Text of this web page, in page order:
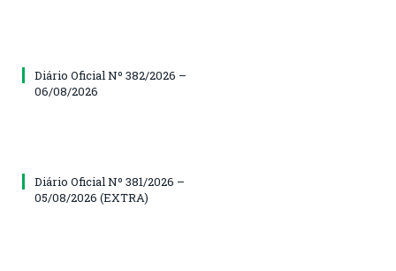
Diário Oficial Nº 382/2026 –
06/08/2026
Diário Oficial Nº 381/2026 –
05/08/2026 (EXTRA)